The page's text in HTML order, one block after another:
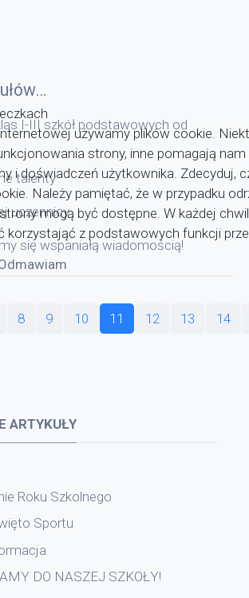
I-III szkół podstawowych od
talenty
uczennicy
się wspaniałą wiadomością!
8 9 10 11 12 13
14
ARTYKUŁY
Roku Szkolnego
Sportu
DO NASZEJ SZKOŁY!
używamy plików cookie.
strony, inne pomagają nam
i doświadczeń użytkownika. Zdecyduj,
Należy pamiętać, że w przypadku
mogą być dostępne. W każdej
korzystająć z podstawowych funkcji